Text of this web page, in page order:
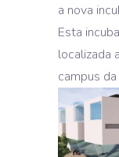
a nova
Esta
localizada
campus